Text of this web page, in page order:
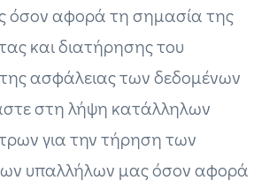
όσον αφορά τη σημασία της
και διατήρησης του
ασφάλειας των δεδομένων
στη λήψη κατάλληλων
για την τήρηση των
υπαλλήλων μας όσον αφορά